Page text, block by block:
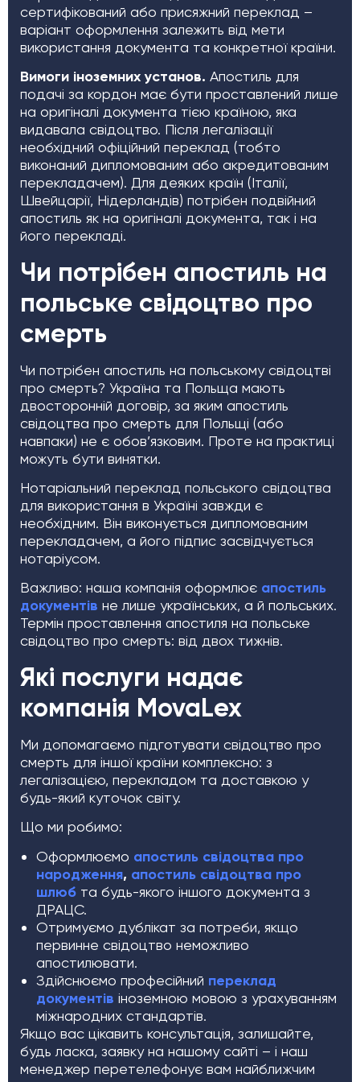
сертифікований або присяжний переклад –
варіант оформлення залежить від мети
використання документа та конкретної країни.
Вимоги іноземних установ. Апостиль для
подачі за кордон має бути проставлений лише
на оригіналі документа тією країною, яка
видавала свідоцтво. Після легалізації
необхідний офіційний переклад (тобто
виконаний дипломованим або акредитованим
перекладачем). Для деяких країн (Італії,
Швейцарії, Нідерландів) потрібен подвійний
апостиль як на оригіналі документа, так і на
його перекладі.
Чи потрібен апостиль на
польське свідоцтво про
смерть
Чи потрібен апостиль на польському свідоцтві
про смерть? Україна та Польща мають
двосторонній договір, за яким апостиль
свідоцтва про смерть для Польщі (або
навпаки) не є обов’язковим. Проте на практиці
можуть бути винятки.
Нотаріальний переклад польського свідоцтва
для використання в Україні завжди є
необхідним. Він виконується дипломованим
перекладачем, а його підпис засвідчується
нотаріусом.
Важливо: наша компанія оформлює апостиль
документів не лише українських, а й польських.
Термін проставлення апостиля на польське
свідоцтво про смерть: від двох тижнів.
Які послуги надає
компанія MovaLex
Ми допомагаємо підготувати свідоцтво про
смерть для іншої країни комплексно: з
легалізацією, перекладом та доставкою у
будь-який куточок світу.
Що ми робимо:
Оформлюємо апостиль свідоцтва про
народження, апостиль свідоцтва про
шлюб та будь-якого іншого документа з
ДРАЦС.
Отримуємо дублікат за потреби, якщо
первинне свідоцтво неможливо
апостилювати.
Здійснюємо професійний переклад
документів іноземною мовою з урахуванням
міжнародних стандартів.
Якщо вас цікавить консультація, залишайте,
будь ласка, заявку на нашому сайті – і наш
менеджер перетелефонує вам найближчим